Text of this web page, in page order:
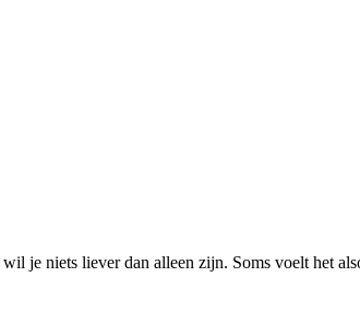
je niets liever dan alleen zijn. Soms voelt het